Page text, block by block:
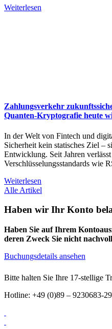
Weiterlesen
Zahlungsverkehr
Quanten-Kryptografie heute
In der Welt von Fintech und
Sicherheit kein statisches Ziel –
Entwicklung. Seit Jahren
Verschlüsselungsstandards wie
Weiterlesen
Alle Artikel
Haben wir Ihr Konto
Haben Sie auf Ihrem
deren Zweck Sie nicht
Buchungsdetails ansehen
Bitte halten Sie Ihre 17-stellige
Hotline: +49 (0)89 – 9230683-